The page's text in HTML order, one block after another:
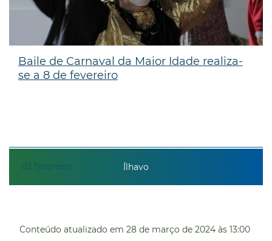
02 fevereiro
Baile de Carnaval da Maior Idade realiza-
se a 8 de fevereiro
Ílhavo
Conteúdo atualizado em 28 de março de 2024 às 13:00